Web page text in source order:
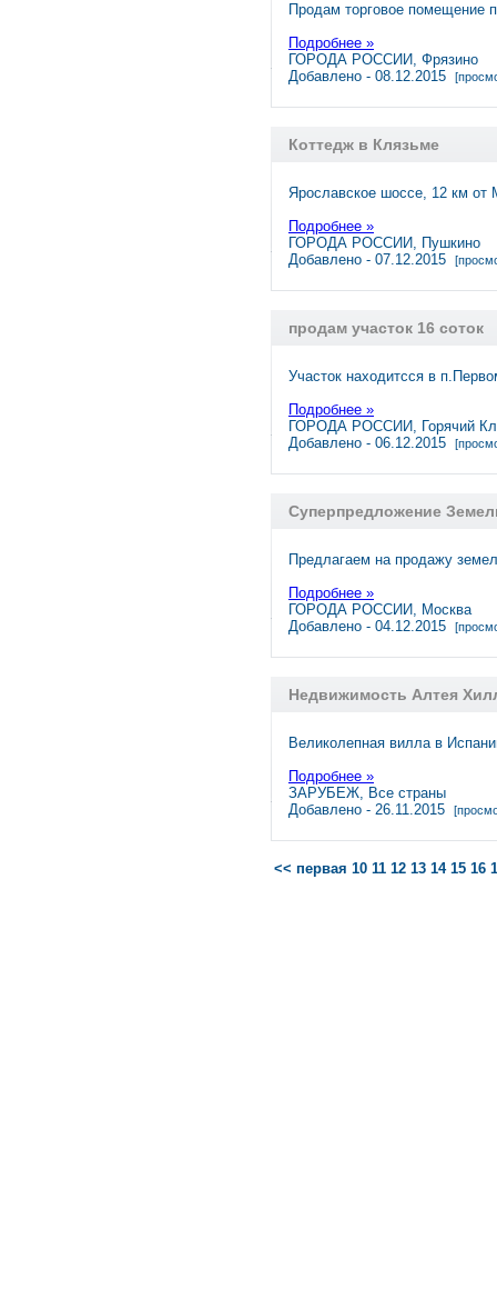
Продам торговое помещение
Подробнее »
ГОРОДА РОССИИ, Фрязино
Добавлено - 08.12.2015
Коттедж в Клязьме
Ярославское шоссе, 12 км
Подробнее »
ГОРОДА РОССИИ, Пушкино
Добавлено - 07.12.2015
продам участок 16 соток
Участок находитсся в
Подробнее »
ГОРОДА РОССИИ, Горячий
Добавлено - 06.12.2015
Суперпредложение
Предлагаем на продажу
Подробнее »
ГОРОДА РОССИИ, Москва
Добавлено - 04.12.2015
Недвижимость Алтея
Великолепная вилла в
Подробнее »
ЗАРУБЕЖ, Все страны
Добавлено - 26.11.2015
<< первая 10 11 12 13 14 15 16